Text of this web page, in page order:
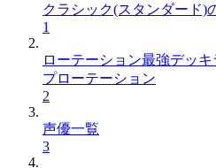
クラシック(スタンダード)
1
ローテーション最強デッ
プローテーション
2
声優一覧
3